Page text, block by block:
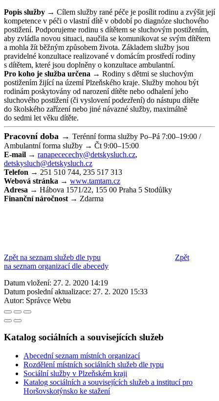
Popis služby → Cílem služby rané péče je posílit rodinu a zvýšit její
kompetence v péči o vlastní dítě v období po diagnóze sluchového
postižení. Podporujeme rodinu s dítětem se sluchovým postižením,
aby zvládla novou situaci, naučila se komunikovat se svým dítětem
a mohla žít běžným způsobem života. Základem služby jsou
pravidelné konzultace realizované v domácím prostředí rodiny
s dítětem, které jsou doplněny o konzultace ambulantní.
Pro koho je služba určena → Rodiny s dětmi se sluchovým
postižením žijící na území Plzeňského kraje. Služby mohou být
rodinám poskytovány od narození dítěte nebo odhalení jeho
sluchového postižení (či vyslovení podezření) do nástupu dítěte
do školského zařízení nebo jiné návazné služby, maximálně
do sedmi let věku dítěte.
Pracovní doba → Terénní forma služby Po–Pá 7:00–19:00 /
Ambulantní forma služby → Čt 9:00–15:00
E-mail → ranapececechy@detskysluch.cz,
detskysluch@detskysluch.cz
Telefon → 251 510 744, 235 517 313
Webová stránka → www.tamtam.cz
Adresa → Hábova 1571/22, 155 00 Praha 5 Stodůlky
Finanční náročnost → Zdarma
Zpět na seznam služeb dle typu
Zpět
na seznam organizací dle abecedy
Datum vložení: 27. 2. 2020 14:19
Datum poslední aktualizace: 27. 2. 2020 15:33
Autor: Správce Webu
Katalog sociálních a souvisejících služeb
Abecední seznam místních organizací
Rozdělení místních sociálních služeb dle typu
Sociální služby v Plzeňském kraji
Katalog sociálních a souvisejících služeb a institucí pro
Horšovskotýnsko ke stažení